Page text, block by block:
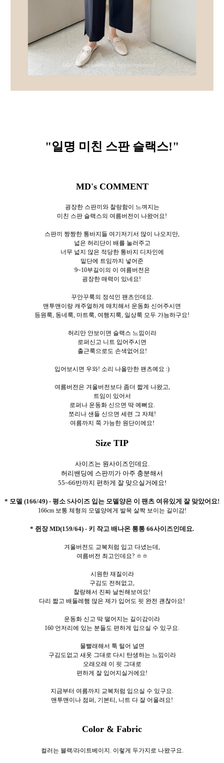
"일명 미친 스판 슬랙스!"
MD's COMMENT
굉장한 스판끼와 찰랑함이 느껴지는
미친 스판 슬랙스의 여름버전이 나왔어요!
스판끼 짱짱한 통바지들 여기저기서 많이 나오지만,
넓은 허리단이 배를 눌러주고
너무 넓지 않은 적당한 통바지 디자인에
밑단에 트임까지 넣어준
9~10부길이의 이 여름버전은
굉장한 매력이 있네요!
꾸안꾸룩의 정석인 팬츠인데요.
맨투맨이랑 캐주얼하게 매치해서 운동화 신어주시면
등원룩, 동네룩, 마트룩, 여행지룩, 일상룩 모두 가능하구요!
허리만 안보이면 슬랙스 느낌이라
로퍼신고 니트 입어주시면
출근룩으로도 손색없어요!
입어보시면 우와! 소리 나올만한 팬츠예요 :)
여름버전은 겨울버전보다 좀더 짧게 나왔고,
트임이 있어서
로퍼나 운동화 신으면 딱 예뻐요.
쪼리나 샌들 신으면 세련 그 자체!
여름까지 쭉 가능한 원단이에요!
Size TIP
사이즈는 원사이즈인데요.
허리밴딩에 스판끼가 아주 충분해서
55~66반까지 편하게 잘 맞으실거에요!
* 모델 (166/49) - 평소 S사이즈 입는 모델양은 이 팬츠 여유있게 잘 맞았어요!
166cm 보통 체형의 모델양에게 발목 살짝 보이는 길이감!
* 쥔장 MD(159/64) - 키 작고 배나온 통통 66사이즈인데요.
겨울버전도 교복처럼 입고 다녔는데,
여름버전 최고인데요? ㅎㅎ
시원한 재질이라
구김도 전혀없고,
찰랑해서 진짜 날씬해보여요!
다리 짧고 배둘레햄 많은 제가 입어도 핏 완전 괜찮아요!
운동화 신고 딱 떨어지는 길이감이라
160 언저리에 있는 분들도 편하게 입으실 수 있구요.
물빨래해서 툭 털어 널면
구김도없고 새옷 그대로 다시 탄생하는 느낌이라
오래오래 이 핏 그대로
편하게 잘 입어지실거에요!
지금부터 여름까지 교복처럼 입으실 수 있구요.
맨투맨이나 점퍼, 기본티, 니트 다 잘 어울려요!
Color & Fabric
컬러는 블랙/라이트베이지. 이렇게 두가지로 나왔구요.